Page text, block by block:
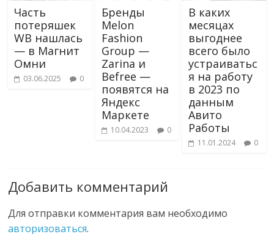
Часть
потеряшек
WB нашлась
— в Магнит
Омни
03.06.2025 0
Бренды
Melon
Fashion
Group —
Zarina и
Befree —
появятся на
Яндекс
Маркете
10.04.2023 0
В каких
месяцах
выгоднее
всего было
устраиватьс
я на работу
в 2023 по
данным
Авито
Работы
11.01.2024 0
Добавить комментарий
Для отправки комментария вам необходимо
авторизоваться.